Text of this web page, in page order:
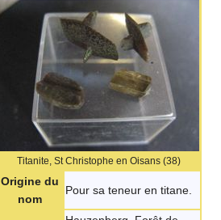
Titanite, St Christophe en Oisans (38)
Origine du
nom
Pour sa teneur en titane.